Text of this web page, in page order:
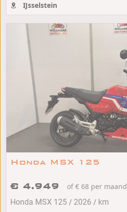
IJsselstein
Honda MSX 125
€ 4.949
of € 68 per maand
Honda MSX 125 / 2026 / km